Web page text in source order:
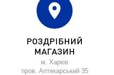
location_on
РОЗДРІБНИЙ
МАГАЗИН
м. Харків
пров. Аптекарський 35